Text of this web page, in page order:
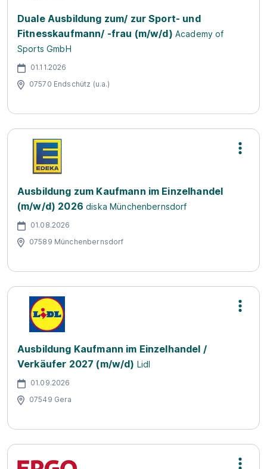
Duale Ausbildung zum/ zur Sport- und
Fitnesskaufmann/ -frau (m/w/d) Academy of
Sports GmbH
01.11.2026
07570 Endschütz (u.a.)
Ausbildung zum Kaufmann im Einzelhandel
(m/w/d) 2026 diska Münchenbernsdorf
01.08.2026
07589 Münchenbernsdorf
Ausbildung Kaufmann im Einzelhandel /
Verkäufer 2027 (m/w/d) Lidl
01.09.2026
07549 Gera